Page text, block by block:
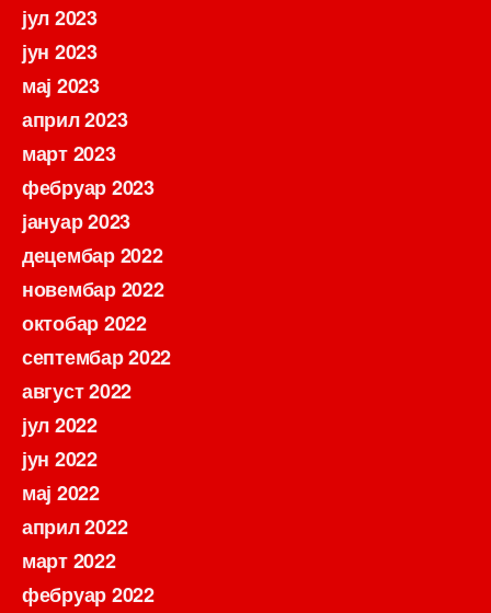
јул 2023
јун 2023
мај 2023
април 2023
март 2023
фебруар 2023
јануар 2023
децембар 2022
новембар 2022
октобар 2022
септембар 2022
август 2022
јул 2022
јун 2022
мај 2022
април 2022
март 2022
фебруар 2022